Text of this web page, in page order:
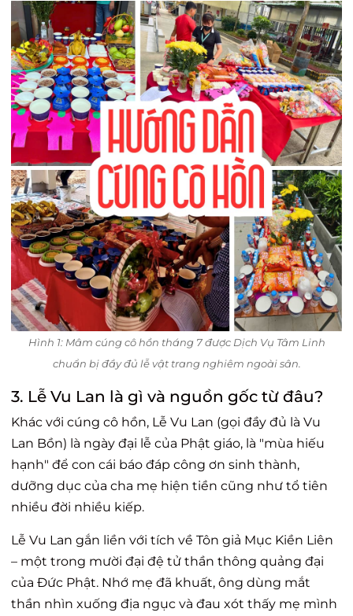
Hình 1: Mâm cúng cô hồn tháng 7 được Dịch Vụ Tâm Linh
chuẩn bị đầy đủ lễ vật trang nghiêm ngoài sân.
3. Lễ Vu Lan là gì và nguồn gốc từ đâu?
Khác với cúng cô hồn, Lễ Vu Lan (gọi đầy đủ là Vu
Lan Bồn) là ngày đại lễ của Phật giáo, là "mùa hiếu
hạnh" để con cái báo đáp công ơn sinh thành,
dưỡng dục của cha mẹ hiện tiền cũng như tổ tiên
nhiều đời nhiều kiếp.
Lễ Vu Lan gắn liền với tích về Tôn giả Mục Kiền Liên
– một trong mười đại đệ tử thần thông quảng đại
của Đức Phật. Nhớ mẹ đã khuất, ông dùng mắt
thần nhìn xuống địa ngục và đau xót thấy mẹ mình